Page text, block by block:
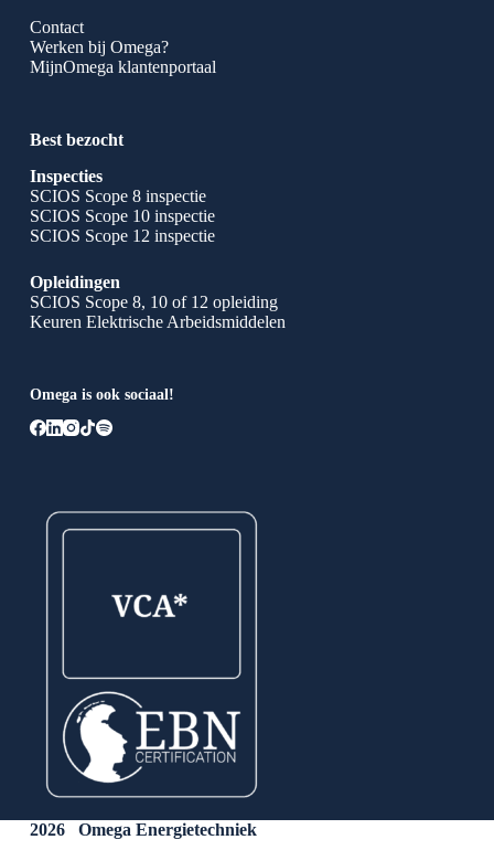
Contact
Werken bij Omega?
MijnOmega klantenportaal
Best bezocht
Inspecties
SCIOS Scope 8 inspectie
SCIOS Scope 10 inspectie
SCIOS Scope 12 inspectie
Opleidingen
SCIOS Scope 8, 10 of 12 opleiding
Keuren Elektrische Arbeidsmiddelen
Omega is ook sociaal!
2026 Omega Energietechniek